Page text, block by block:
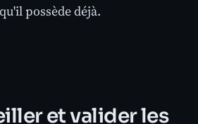
possède déjà.
et valider les